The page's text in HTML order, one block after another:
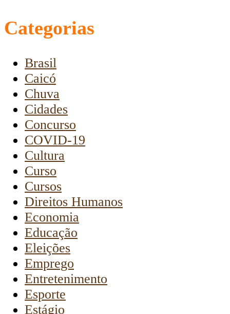
Categorias
Brasil
Caicó
Chuva
Cidades
Concurso
COVID-19
Cultura
Curso
Cursos
Direitos Humanos
Economia
Educação
Eleições
Emprego
Entretenimento
Esporte
Estágio